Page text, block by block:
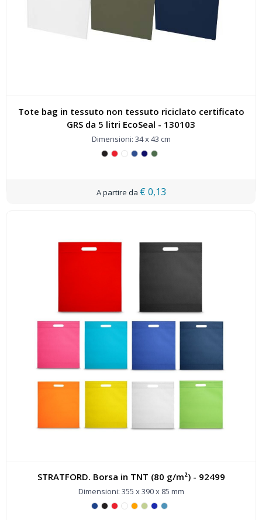
Tote bag in tessuto non tessuto riciclato certificato
GRS da 5 litri EcoSeal - 130103
Dimensioni: 34 x 43 cm
€ 0,13
STRATFORD. Borsa in TNT (80 g/m²) - 92499
Dimensioni: 355 x 390 x 85 mm